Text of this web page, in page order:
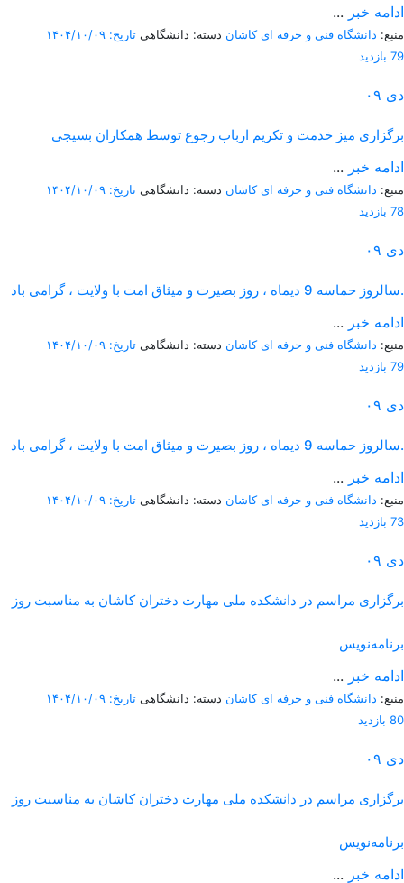
... ادامه خبر
منبع: دانشگاه فنی و حرفه ای کاشان دسته: دانشگاهی تاریخ: ۱۴۰۴/۱۰/۰۹
79 بازدید
۰۹ دی
برگزاری میز خدمت و تکریم ارباب رجوع توسط همکاران بسیجی
... ادامه خبر
منبع: دانشگاه فنی و حرفه ای کاشان دسته: دانشگاهی تاریخ: ۱۴۰۴/۱۰/۰۹
78 بازدید
۰۹ دی
سالروز حماسه 9 دیماه ، روز بصیرت و میثاق امت با ولایت ، گرامی باد.
... ادامه خبر
منبع: دانشگاه فنی و حرفه ای کاشان دسته: دانشگاهی تاریخ: ۱۴۰۴/۱۰/۰۹
79 بازدید
۰۹ دی
سالروز حماسه 9 دیماه ، روز بصیرت و میثاق امت با ولایت ، گرامی باد.
... ادامه خبر
منبع: دانشگاه فنی و حرفه ای کاشان دسته: دانشگاهی تاریخ: ۱۴۰۴/۱۰/۰۹
73 بازدید
۰۹ دی
برگزاری مراسم در دانشکده ملی مهارت دختران کاشان به مناسبت روز
برنامه‌نویس
... ادامه خبر
منبع: دانشگاه فنی و حرفه ای کاشان دسته: دانشگاهی تاریخ: ۱۴۰۴/۱۰/۰۹
80 بازدید
۰۹ دی
برگزاری مراسم در دانشکده ملی مهارت دختران کاشان به مناسبت روز
برنامه‌نویس
... ادامه خبر